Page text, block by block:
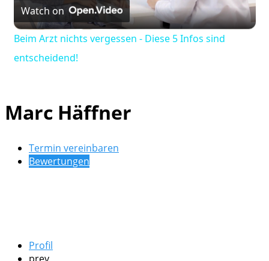
Video
Watch on
Beim Arzt nichts vergessen - Diese 5 Infos sind
entscheidend!
Marc Häffner
Termin vereinbaren
Bewertungen
Profil